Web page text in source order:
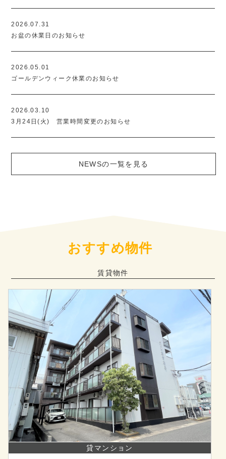
2026.07.31
お盆の休業日のお知らせ
2026.05.01
ゴールデンウィーク休業のお知らせ
2026.03.10
3月24日(火) 営業時間変更のお知らせ
NEWSの一覧を見る
おすすめ物件
賃貸物件
貸マンション